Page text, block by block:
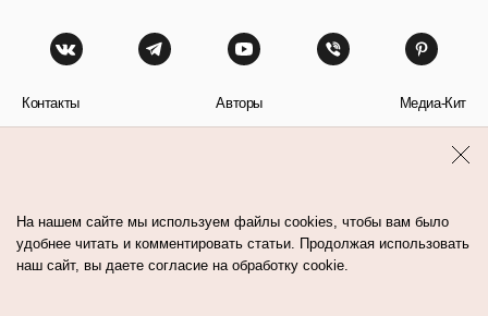
Контакты Авторы Медиа-Кит
На нашем сайте мы используем файлы cookies, чтобы вам было
удобнее читать и комментировать статьи. Продолжая использовать
наш сайт, вы даете согласие на обработку cookie.